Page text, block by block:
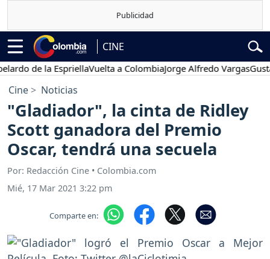
CINE
de la EspriellaVuelta a ColombiaJorge Alfredo VargasGustavo
Cine Noticias
"Gladiador", la cinta de Ridley
Scott ganadora del Premio
Oscar, tendrá una secuela
Por: Redacción Cine • Colombia.com
Mié, 17 Mar 2021 3:22 pm
Comparte en: